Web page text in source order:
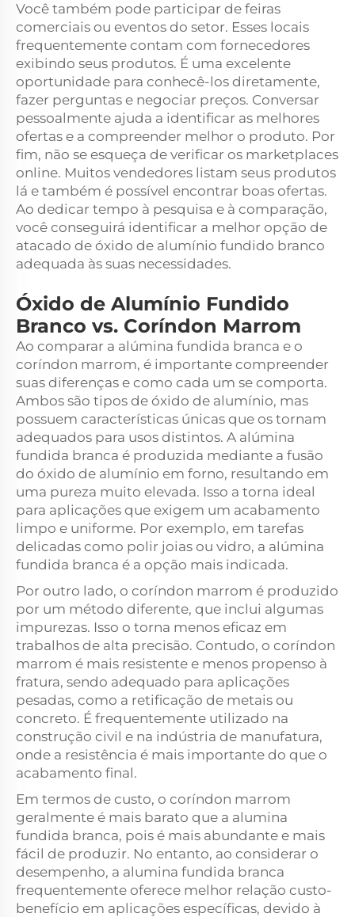
Você também pode participar de feiras
comerciais ou eventos do setor. Esses locais
frequentemente contam com fornecedores
exibindo seus produtos. É uma excelente
oportunidade para conhecê-los diretamente,
fazer perguntas e negociar preços. Conversar
pessoalmente ajuda a identificar as melhores
ofertas e a compreender melhor o produto. Por
fim, não se esqueça de verificar os marketplaces
online. Muitos vendedores listam seus produtos
lá e também é possível encontrar boas ofertas.
Ao dedicar tempo à pesquisa e à comparação,
você conseguirá identificar a melhor opção de
atacado de óxido de alumínio fundido branco
adequada às suas necessidades.
Óxido de Alumínio Fundido
Branco vs. Coríndon Marrom
Ao comparar a alúmina fundida branca e o
coríndon marrom, é importante compreender
suas diferenças e como cada um se comporta.
Ambos são tipos de óxido de alumínio, mas
possuem características únicas que os tornam
adequados para usos distintos. A alúmina
fundida branca é produzida mediante a fusão
do óxido de alumínio em forno, resultando em
uma pureza muito elevada. Isso a torna ideal
para aplicações que exigem um acabamento
limpo e uniforme. Por exemplo, em tarefas
delicadas como polir joias ou vidro, a alúmina
fundida branca é a opção mais indicada.
Por outro lado, o coríndon marrom é produzido
por um método diferente, que inclui algumas
impurezas. Isso o torna menos eficaz em
trabalhos de alta precisão. Contudo, o coríndon
marrom é mais resistente e menos propenso à
fratura, sendo adequado para aplicações
pesadas, como a retificação de metais ou
concreto. É frequentemente utilizado na
construção civil e na indústria de manufatura,
onde a resistência é mais importante do que o
acabamento final.
Em termos de custo, o coríndon marrom
geralmente é mais barato que a alumina
fundida branca, pois é mais abundante e mais
fácil de produzir. No entanto, ao considerar o
desempenho, a alumina fundida branca
frequentemente oferece melhor relação custo-
benefício em aplicações específicas, devido à